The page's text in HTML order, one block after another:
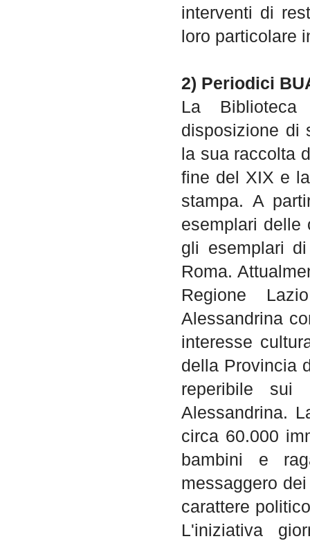
interventi di
loro particolare
2) Periodici
La Biblioteca
disposizione di
la sua raccolta
fine del XIX e
stampa. A
esemplari delle
gli esemplari
Roma.
Regione
Alessandrina
interesse
della Provincia
reperibile sui
Alessandrina.
circa 60.000
bambini e
messaggero
carattere
L'iniziativa